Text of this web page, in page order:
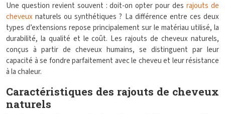
Une question revient souvent : doit-on opter pour desrajouts de
cheveux naturels ou synthétiques ? La différence entre ces deux
types d’extensions repose principalement sur le matériau utilisé, la
durabilité, la qualité et le coût. Les rajouts de cheveux naturels,
conçus à partir de cheveux humains, se distinguent par leur
capacité à se fondre parfaitement avec le cheveu et leur résistance
à la chaleur.
Caractéristiques des rajouts de cheveux
naturels